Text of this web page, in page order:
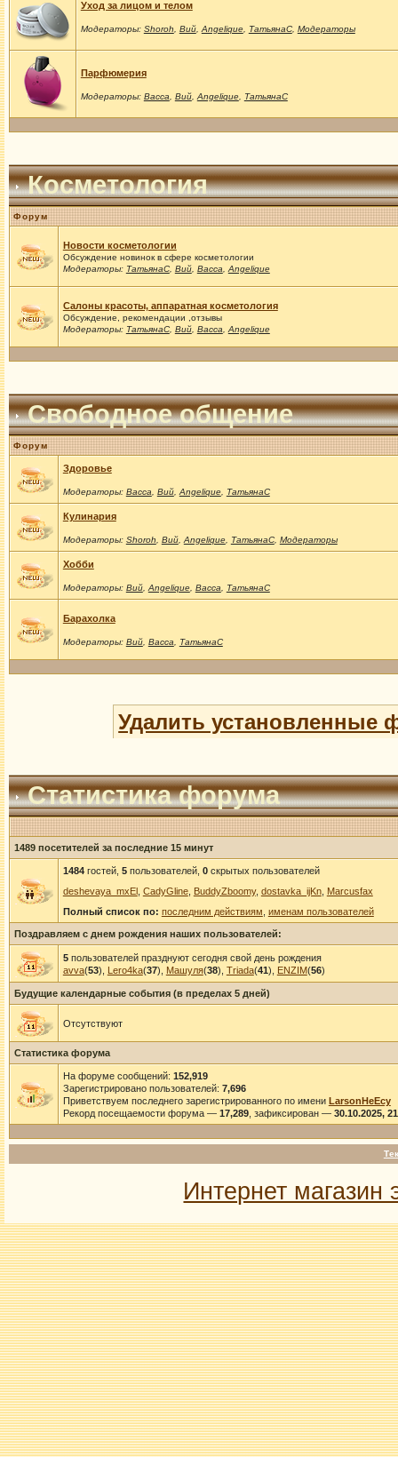
Уход за лицом и телом
Модераторы: Shoroh Вий, Angelique, ТатьянаС, Модераторы
Парфюмерия
Модераторы: Васса Вий, Angelique, ТатьянаС
Косметология
Форум
Новости косметологии
Обсуждение новинок в сфере косметологии
Модераторы: ТатьянаС, Вий, Васса Angelique
Салоны красоты, аппаратная косметология
Обсуждение, рекомендации ,отзывы
Модераторы: ТатьянаС, Вий, Васса Angelique
Свободное общение
Форум
Здоровье
Модераторы: Васса Вий, Angelique, ТатьянаС
Кулинария
Модераторы: Shoroh Вий, Angelique, ТатьянаС, Модераторы
Хобби
Модераторы: Вий, Angelique, Васса ТатьянаС
Барахолка
Модераторы: Вий, Васса ТатьянаС
Удалить установленные
Статистика форума
1489 посетителей за последние 15 минут
1484гостей, 5пользователей, 0скрытых пользователей
deshevaya_mxEl, CadyGline, BuddyZboomy, dostavka_ijKn, Marcusfax
Полный список по: последним действиям именам пользователей
Поздравляем с днем рождения наших пользователей:
5пользователей празднуют сегодня свой день рождения
avva(53), Lero4ka(37), Машуля(38), Triada(41), ENZIM(56)
Будущие календарные события (в пределах 5 дней)
Отсутствуют
Статистика форума
На форуме сообщений: 152,919
Зарегистрировано пользователей: 7,696
Приветствуем последнего зарегистрированного по имени LarsonHeEcy
Рекорд посещаемости форума — 17,289, зафиксирован — 30.10.2025,
Интернет